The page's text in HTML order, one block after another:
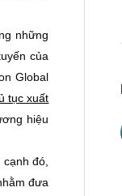
những
của
Global
tục xuất
hiệu
đó,
đưa